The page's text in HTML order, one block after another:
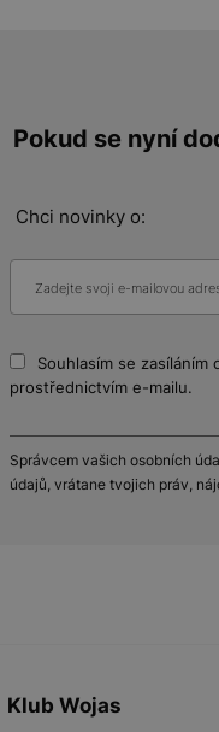
Pokud se nyní
Chci novinky o:
Souhlasím se
prostřednictvím e-mailu.
Správcem vašich osobních
údajů, vrátane tvojich práv,
Klub Wojas